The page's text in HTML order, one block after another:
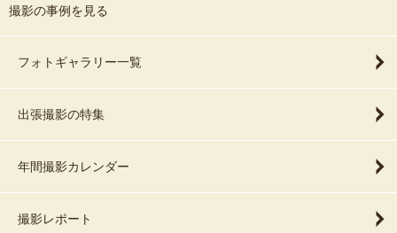
撮影の事例を見る
フォトギャラリー一覧
出張撮影の特集
年間撮影カレンダー
撮影レポート